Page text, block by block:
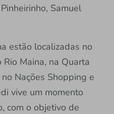
Samuel
estão localizadas no
Rio Maina, na Quarta
Nações Shopping e
vive um momento
com o objetivo de